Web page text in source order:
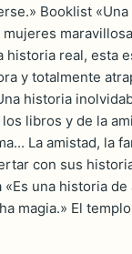
Booklist
real, esta
y totalmente
historia
libros y de la
La amistad, la
con sus
una historia
magia.» El